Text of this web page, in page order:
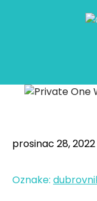
prosinac 28, 2022
Oznake: